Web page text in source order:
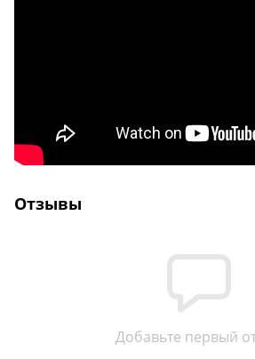
Отзывы
Добавьте первый